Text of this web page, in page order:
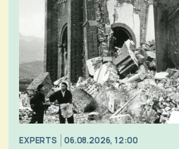
EXPERTS 06.08.2026, 12:00